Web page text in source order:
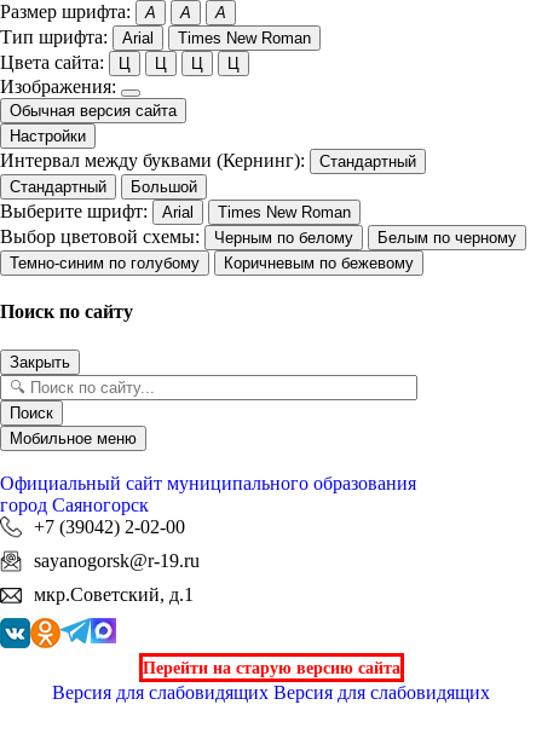
Размер шрифта: A A A
Тип шрифта: Arial Times New Roman
Цвета сайта: Ц Ц Ц Ц
Изображения:
Обычная версия сайта
Настройки
Интервал между буквами (Кернинг):
Стандартный
Стандартный
Большой
Выберите шрифт: Arial Times New Roman
Выбор цветовой схемы: Черным по белому
Белым по черному
Темно-синим по голубому
Коричневым по бежевому
Поиск по сайту
Закрыть
Поиск
Мобильное меню
Официальный сайт муниципального образования
город Саяногорск
+7 (39042) 2-02-00
sayanogorsk@r-19.ru
мкр.Советский, д.1
Перейти на старую версию сайта
Версия для слабовидящих Версия для слабовидящих